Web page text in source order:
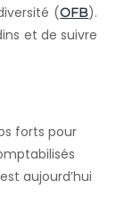
(OFB).
et de suivre
forts pour
aujourd’hui